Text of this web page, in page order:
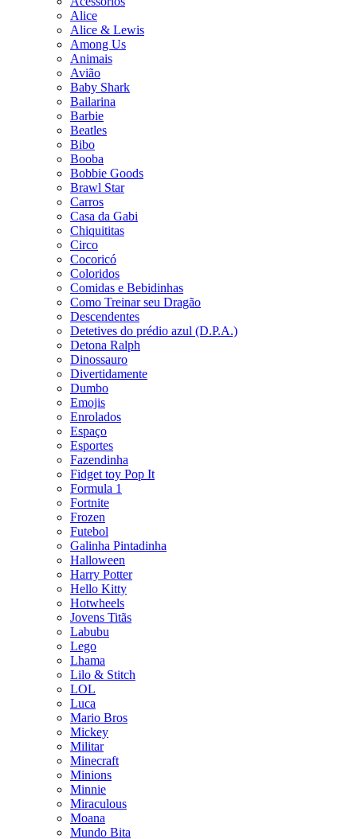
Alice
Alice & Lewis
Among Us
Animais
Avião
Baby Shark
Bailarina
Barbie
Beatles
Bibo
Booba
Bobbie Goods
Brawl Star
Carros
Casa da Gabi
Chiquititas
Circo
Cocoricó
Coloridos
Comidas e Bebidinhas
Como Treinar seu Dragão
Descendentes
Detetives do prédio azul (D.P.A.)
Detona Ralph
Dinossauro
Divertidamente
Dumbo
Emojis
Enrolados
Espaço
Esportes
Fazendinha
Fidget toy Pop It
Formula 1
Fortnite
Frozen
Futebol
Galinha Pintadinha
Halloween
Harry Potter
Hello Kitty
Hotwheels
Jovens Titãs
Labubu
Lego
Lhama
Lilo & Stitch
LOL
Luca
Mario Bros
Mickey
Militar
Minecraft
Minions
Minnie
Miraculous
Moana
Mundo Bita